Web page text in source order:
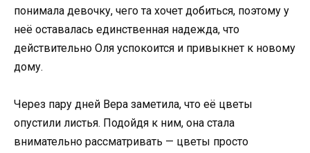
понимала девочку, чего та хочет добиться, поэтому у
неё оставалась единственная надежда, что
действительно Оля успокоится и привыкнет к новому
дому.
Через пару дней Вера заметила, что её цветы
опустили листья. Подойдя к ним, она стала
внимательно рассматривать — цветы просто